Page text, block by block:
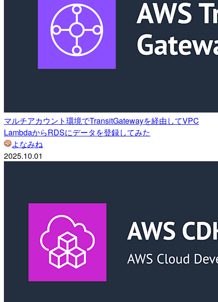
マルチアカウント環境でTransitGatewayを経由してVPC
LambdaからRDSにデータを登録してみた
よなみね
2025.10.01